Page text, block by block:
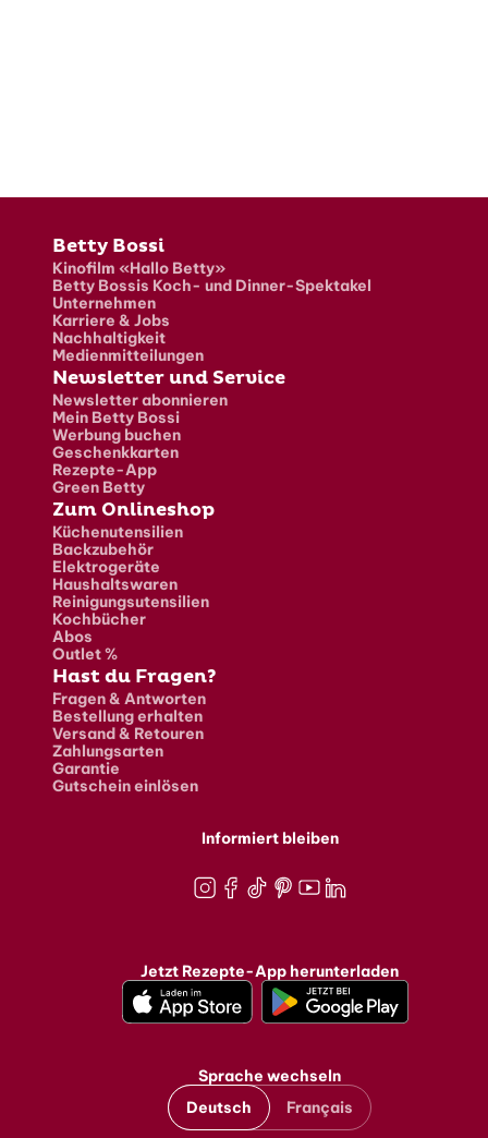
Fusszeile
Betty Bossi
Kinofilm «Hallo Betty»
Betty Bossis Koch- und Dinner-Spektakel
Unternehmen
Karriere & Jobs
Nachhaltigkeit
Medienmitteilungen
Newsletter und Service
Newsletter abonnieren
Mein Betty Bossi
Werbung buchen
Geschenkkarten
Rezepte-App
Green Betty
Zum Onlineshop
Küchenutensilien
Backzubehör
Elektrogeräte
Haushaltswaren
Reinigungsutensilien
Kochbücher
Abos
Outlet %
Hast du Fragen?
Fragen & Antworten
Bestellung erhalten
Versand & Retouren
Zahlungsarten
Garantie
Gutschein einlösen
Informiert bleiben
Jetzt Rezepte-App herunterladen
Sprache wechseln
Deutsch
Français